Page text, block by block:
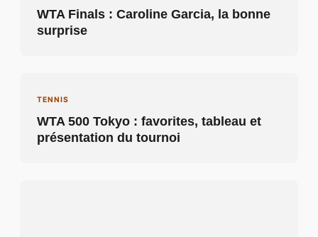
WTA Finals : Caroline Garcia, la bonne
surprise
TENNIS
WTA 500 Tokyo : favorites, tableau et
présentation du tournoi